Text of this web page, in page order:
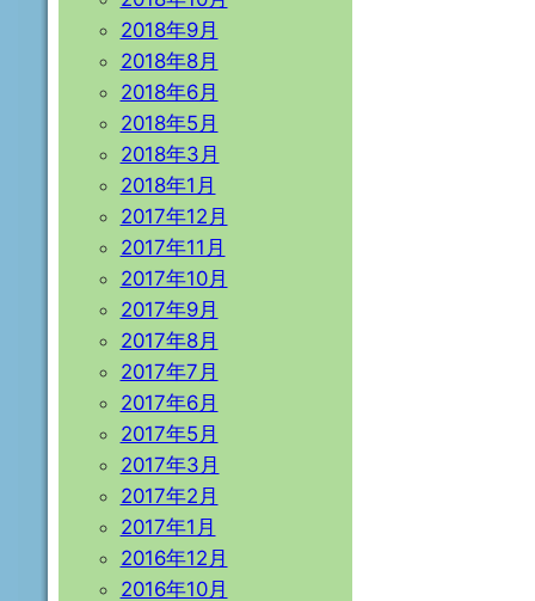
2018年9月
2018年8月
2018年6月
2018年5月
2018年3月
2018年1月
2017年12月
2017年11月
2017年10月
2017年9月
2017年8月
2017年7月
2017年6月
2017年5月
2017年3月
2017年2月
2017年1月
2016年12月
2016年10月